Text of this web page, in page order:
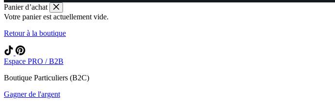
Panier d’achat
Votre panier est actuellement vide.
Retour à la boutique
Espace PRO / B2B
Boutique Particuliers (B2C)
Gagner de l'argent